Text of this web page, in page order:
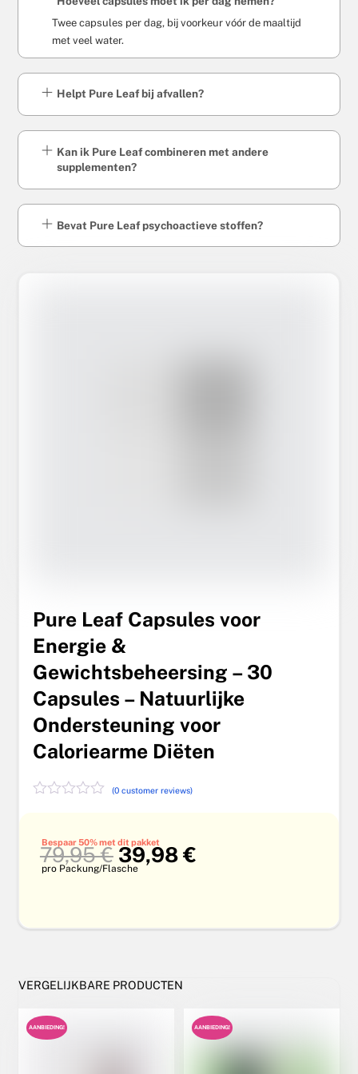
Twee capsules per dag, bij voorkeur vóór de maaltijd
met veel water.
Helpt Pure Leaf bij afvallen?
Kan ik Pure Leaf combineren met andere
supplementen?
Bevat Pure Leaf psychoactieve stoffen?
Pure Leaf Capsules voor
Energie &
Gewichtsbeheersing – 30
Capsules – Natuurlijke
Ondersteuning voor
Caloriearme Diëten
r
i
(0customer reviews)
Bespaar 50% met dit pakket
79,95€Oorspronkelijke
prijs
39,98€Huidige
pro Packung/Flasche
VERGELIJKBARE PRODUCTEN
AANBIEDING! AANBIEDING!